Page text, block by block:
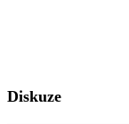
Diskuze